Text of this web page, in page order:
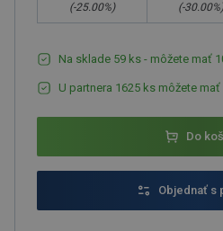
(-25.00%)
(-30.00
Na sklade 59 ks - môžete mať
U partnera 1625 ks môžete mať
Do
Objednať s